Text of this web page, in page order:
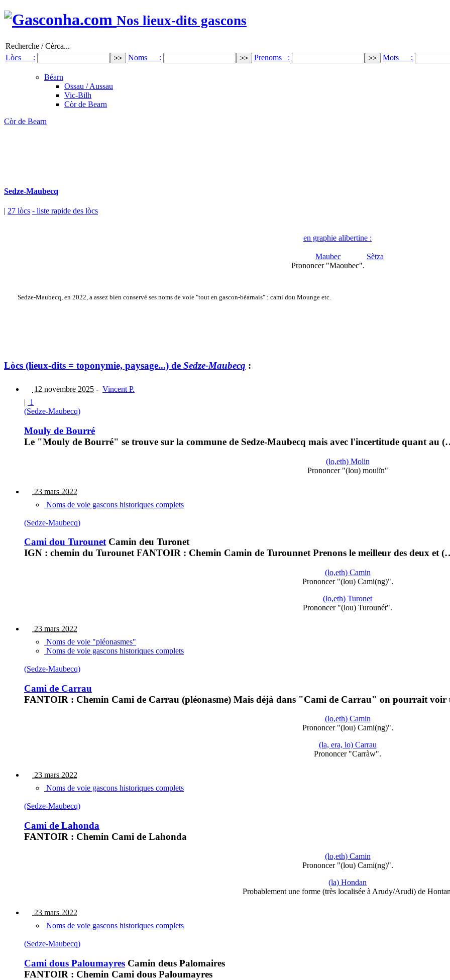
Nos lieux-dits gascons
Recherche / Cèrca...
Lòcs :
Noms : Prenoms : Mots :
Béarn
Ossau / Aussau
Vic-Bilh
Còr de Bearn
Còr de Bearn
Sedze-Maubecq
| 27 lòcs - liste rapide des lòcs
en graphie alibertine :
Maubec
Prononcer "Maoubec".
Sètza
Sedze-Maubecq, en 2022, a assez bien conservé ses noms de voie "tout en gascon-béarnais" : cami dou Mounge etc.
Lòcs (lieux-dits = toponymie, paysage...) de Sedze-Maubecq :
12 novembre 2025 - Vincent P.
| 1
(Sedze-Maubecq)
Mouly de Bourré
Le "Mouly de Bourré" se trouve sur la commune de Sedze-Maubecq mais avec l'incertitude quant au
(lo,eth) Molin
Prononcer "(lou) moulïn"
23 mars 2022
Noms de voie gascons historiques complets
(Sedze-Maubecq)
Cami dou TurounetCamin deu Turonet
IGN : chemin du Turounet FANTOIR : Chemin Camin de Turounnet Prenons le meilleur des deux et
(lo,eth) Camin
Prononcer "(lou) Cami(ng)".
(lo,eth) Turonet
Prononcer "(lou) Turounét".
23 mars 2022
Noms de voie "pléonasmes"
Noms de voie gascons historiques complets
(Sedze-Maubecq)
Cami de Carrau
FANTOIR : Chemin Cami de Carrau (pléonasme) Mais déjà dans "Cami de Carrau" on pourrait
(lo,eth) Camin
Prononcer "(lou) Cami(ng)".
(la, era, lo) Carrau
Prononcer "Carràw".
23 mars 2022
Noms de voie gascons historiques complets
(Sedze-Maubecq)
Cami de Lahonda
FANTOIR : Chemin Cami de Lahonda
(lo,eth) Camin
Prononcer "(lou) Cami(ng)".
(la) Hondan
Probablement une forme (très localisée à Arudy/Arudi) de
23 mars 2022
Noms de voie gascons historiques complets
(Sedze-Maubecq)
Cami dous Paloumayres Camin deus Palomaires
FANTOIR : Chemin Cami dous Paloumayres